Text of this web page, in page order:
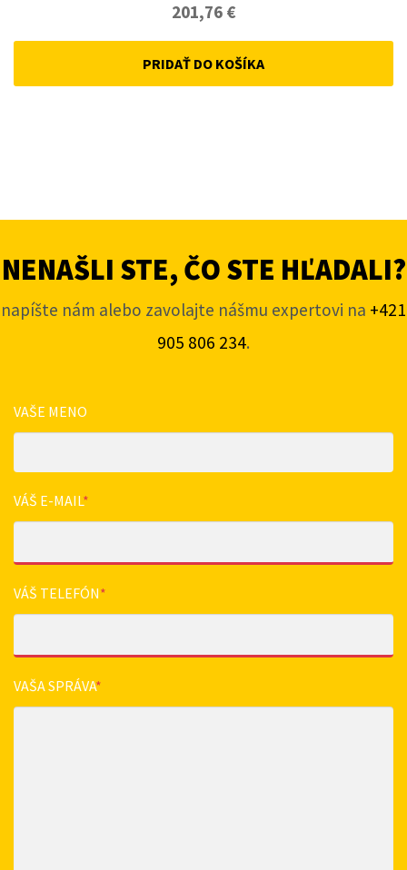
201,76 €
PRIDAŤ DO KOŠÍKA
NENAŠLI STE, ČO STE HĽADALI?
napíšte nám alebo zavolajte nášmu expertovi na +421
905 806 234.
VAŠE MENO
VÁŠ E-MAIL*
VÁŠ TELEFÓN*
VAŠA SPRÁVA*